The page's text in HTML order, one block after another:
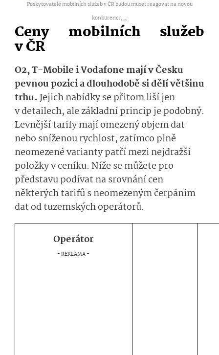
Poskytovatelé mobilních služeb v ČR budou muset reagovat na novou
konkurenci ,...
Ceny mobilních služeb
v ČR
O2, T-Mobile i Vodafone mají v Česku
pevnou pozici a dlouhodobě si dělí většinu
trhu.Jejich nabídky se přitom liší jen
v detailech, ale základní princip je podobný.
Levnější tarify mají omezený objem dat
nebo sníženou rychlost, zatímco plně
neomezené varianty patří mezi nejdražší
položky v ceníku. Níže se můžete pro
představu podívat na srovnání cen
některých tarifů s neomezeným čerpáním
dat od tuzemských operátorů.
Operátor